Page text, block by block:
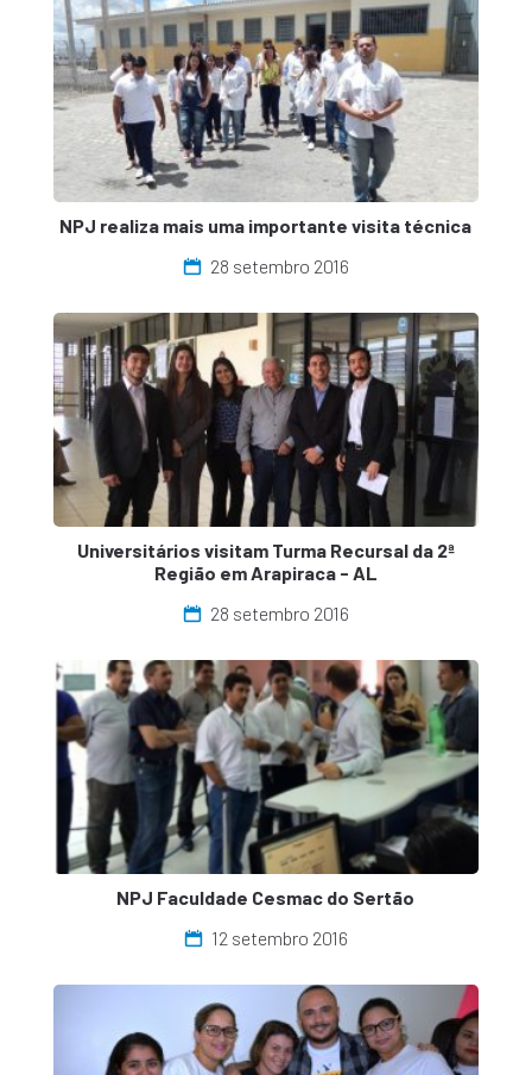
NPJ realiza mais uma importante visita técnica
28 setembro 2016
Universitários visitam Turma Recursal da 2ª
Região em Arapiraca - AL
28 setembro 2016
NPJ Faculdade Cesmac do Sertão
12 setembro 2016